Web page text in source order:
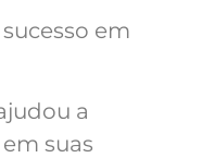
em
a
suas